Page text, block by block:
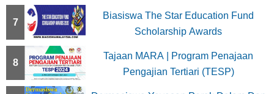
7
Biasiswa The Star Education Fund
Scholarship Awards
8
Tajaan MARA | Program Penajaan
Pengajian Tertiari (TESP)